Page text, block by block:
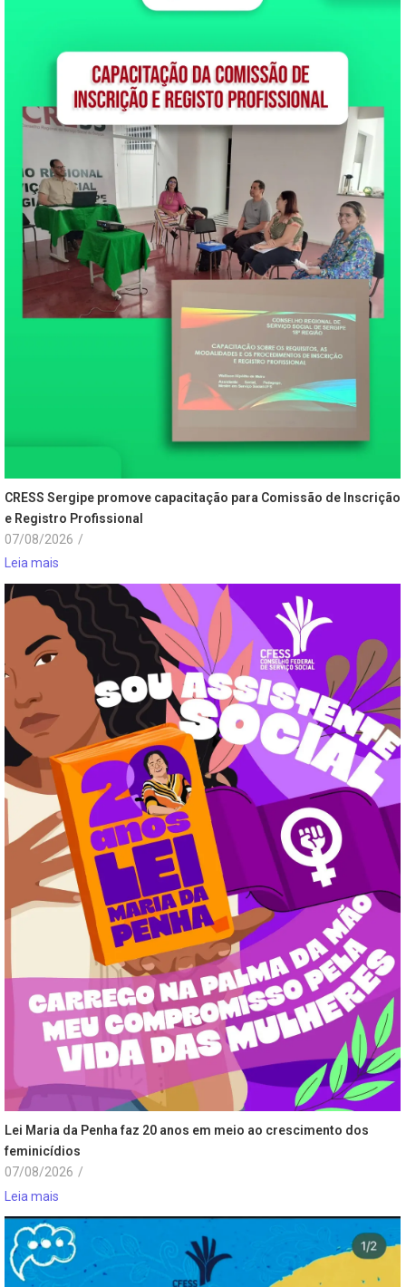
CRESS Sergipe promove capacitação para Comissão de Inscrição
e Registro Profissional
07/08/2026 /
Leia mais
Lei Maria da Penha faz 20 anos em meio ao crescimento dos
feminicídios
07/08/2026 /
Leia mais